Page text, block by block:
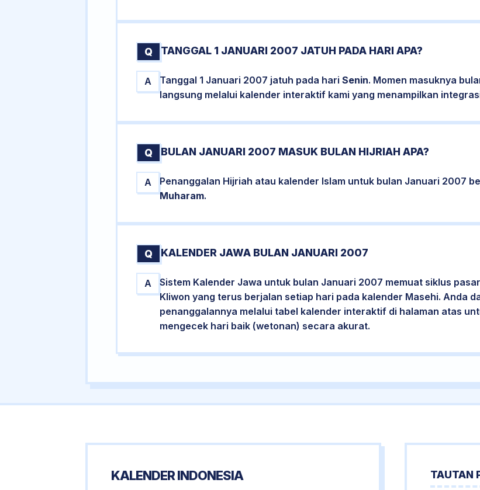
Q TANGGAL 1 JANUARI 2007 JATUH PADA HARI APA?
A Tanggal 1 Januari 2007 jatuh pada hari Senin. Momen masuknya
langsung melalui kalender interaktif kami yang menampilkan
Q BULAN JANUARI 2007 MASUK BULAN HIJRIAH APA?
A Penanggalan Hijriah atau kalender Islam untuk bulan Januari 2007
Muharam.
Q KALENDER JAWA BULAN JANUARI 2007
A
Sistem Kalender Jawa untuk bulan Januari 2007 memuat siklus
Kliwon yang terus berjalan setiap hari pada kalender Masehi. Anda
penanggalannya melalui tabel kalender interaktif di halaman atas
mengecek hari baik (wetonan) secara akurat.
KALENDER INDONESIA TAUTAN